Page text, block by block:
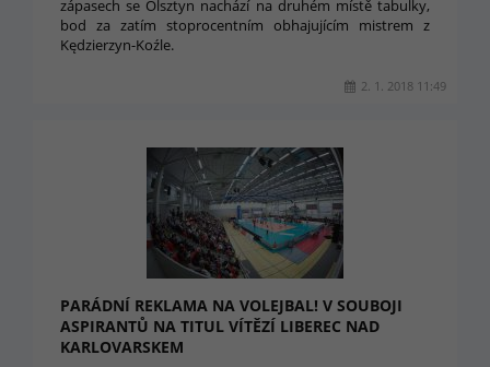
zápasech se Olsztyn nachází na druhém místě tabulky,
bod za zatím stoprocentním obhajujícím mistrem z
Kędzierzyn-Koźle.
2. 1. 2018 11:49
PARÁDNÍ REKLAMA NA VOLEJBAL! V SOUBOJI
ASPIRANTŮ NA TITUL VÍTĚZÍ LIBEREC NAD
KARLOVARSKEM